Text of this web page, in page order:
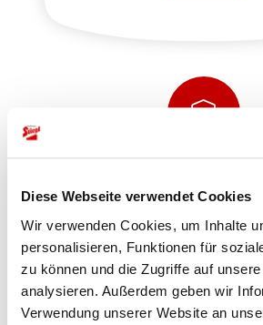
Diese Webseite verwendet Cookies
Wir verwenden Cookies, um Inhalte
personalisieren, Funktionen für
zu können und die Zugriffe auf
analysieren. Außerdem geben wir
Verwendung unserer Website an